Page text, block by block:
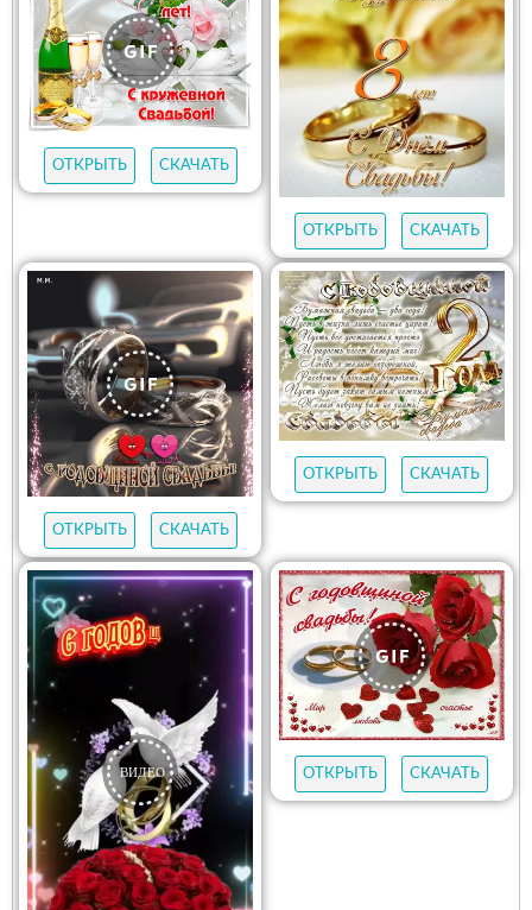
ОТКРЫТЬ СКАЧАТЬ
ОТКРЫТЬ СКАЧАТЬ
ОТКРЫТЬ СКАЧАТЬ
ОТКРЫТЬ СКАЧАТЬ
ОТКРЫТЬ СКАЧАТЬ